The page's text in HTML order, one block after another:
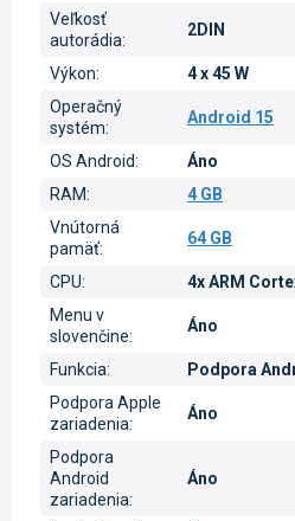
Veľkosť
autorádia:
2DIN
Výkon:
4 x 45 W
Operačný
systém:
Android 15
OS Android:
Áno
RAM:
4 GB
Vnútorná
pamäť:
64 GB
CPU:
4x ARM
Menu v
slovenčine:
Áno
Funkcia:
Podpora
Podpora Apple
zariadenia:
Áno
Podpora
Android
zariadenia:
Áno